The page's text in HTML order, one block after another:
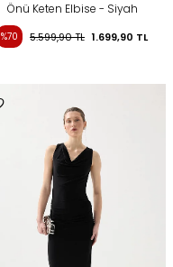
Önü Keten Elbise - Siyah
%70 5.599,90TL 1.699,90 TL